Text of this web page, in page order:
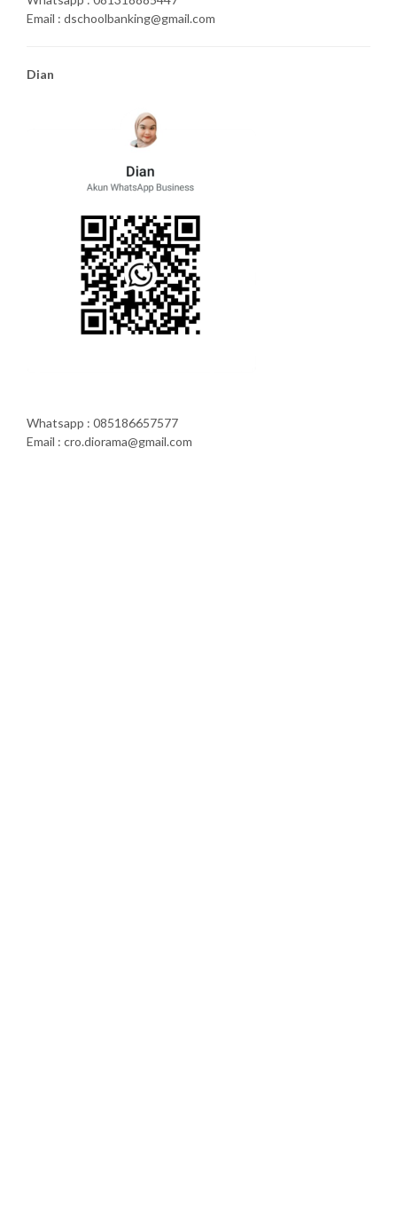
Email : dschoolbanking@gmail.com
Dian
Whatsapp : 085186657577
Email : cro.diorama@gmail.com